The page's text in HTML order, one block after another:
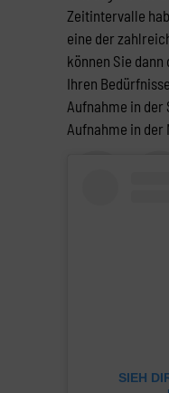
Zeitintervalle
eine der
können Sie
Ihren
Aufnahme in der
Aufnahme in der
SIEH